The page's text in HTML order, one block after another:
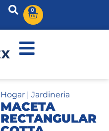
0
Hogar| Jardineria
MACETA
RECTANGULAR